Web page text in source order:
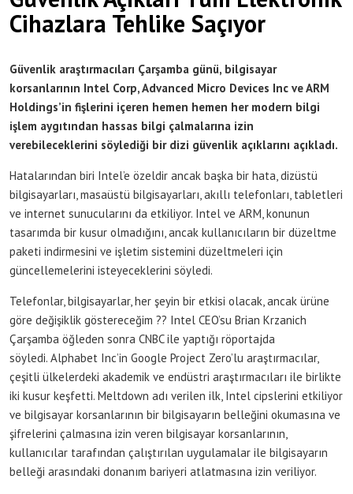
Cihazlara Tehlike Saçıyor
Güvenlik araştırmacıları Çarşamba günü, bilgisayar
korsanlarının Intel Corp, Advanced Micro Devices Inc ve ARM
Holdings’in fişlerini içeren hemen hemen her modern bilgi
işlem aygıtından hassas bilgi çalmalarına izin
verebileceklerini söylediği bir dizi güvenlik açıklarını açıkladı.
Hatalarından biri Intel’e özeldir ancak başka bir hata, dizüstü
bilgisayarları, masaüstü bilgisayarları, akıllı telefonları, tabletleri
ve internet sunucularını da etkiliyor. Intel ve ARM, konunun
tasarımda bir kusur olmadığını, ancak kullanıcıların bir düzeltme
paketi indirmesini ve işletim sistemini düzeltmeleri için
güncellemelerini isteyeceklerini söyledi.
Telefonlar, bilgisayarlar, her şeyin bir etkisi olacak, ancak ürüne
göre değişiklik göstereceğim ?? Intel CEO’su Brian Krzanich
Çarşamba öğleden sonra CNBC ile yaptığı röportajda
söyledi. Alphabet Inc’in Google Project Zero’lu araştırmacılar,
çeşitli ülkelerdeki akademik ve endüstri araştırmacıları ile birlikte
iki kusur keşfetti. Meltdown adı verilen ilk, Intel cipslerini etkiliyor
ve bilgisayar korsanlarının bir bilgisayarın belleğini okumasına ve
şifrelerini çalmasına izin veren bilgisayar korsanlarının,
kullanıcılar tarafından çalıştırılan uygulamalar ile bilgisayarın
belleği arasındaki donanım bariyeri atlatmasına izin veriliyor.